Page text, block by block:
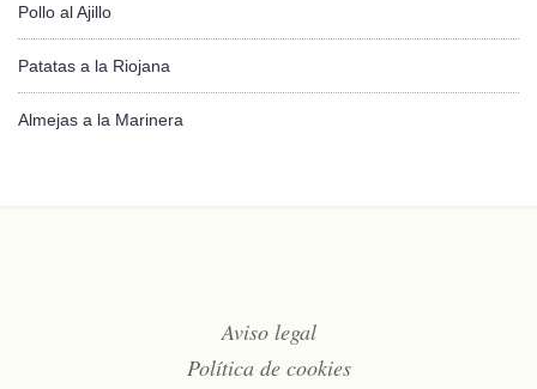
Pollo al Ajillo
Patatas a la Riojana
Almejas a la Marinera
Aviso legal
Política de cookies